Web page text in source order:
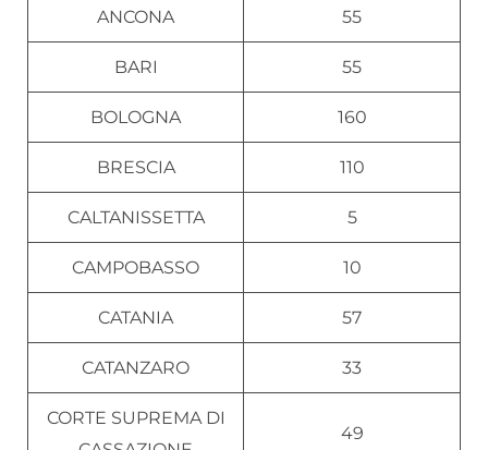
ANCONA 55
BARI 55
BOLOGNA 160
BRESCIA 110
CALTANISSETTA 5
CAMPOBASSO 10
CATANIA 57
CATANZARO 33
CORTE SUPREMA DI
49